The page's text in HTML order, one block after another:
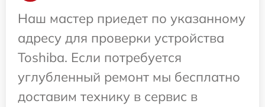
Наш мастер приедет по указанному
адресу для проверки устройства
Toshiba. Если потребуется
углубленный ремонт мы бесплатно
доставим технику в сервис в